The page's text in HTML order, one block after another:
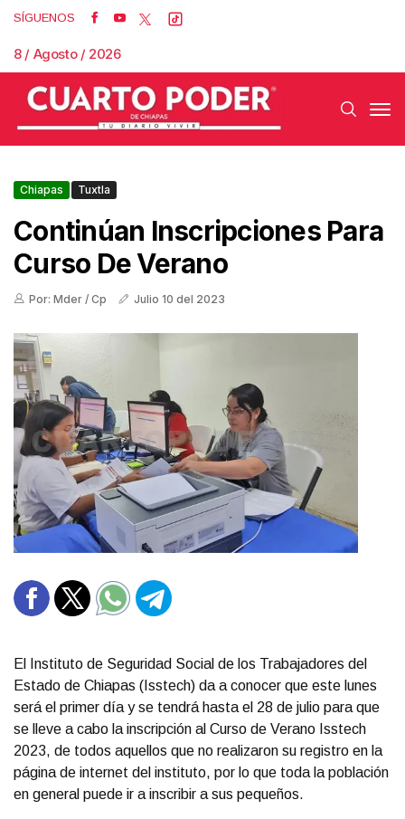
SÍGUENOS
8 / Agosto / 2026
Chiapas Tuxtla
Continúan Inscripciones Para
Curso De Verano
Por: Mder / Cp Julio 10 del 2023
El Instituto de Seguridad Social de los Trabajadores del
Estado de Chiapas (Isstech) da a conocer que este lunes
será el primer día y se tendrá hasta el 28 de julio para que
se lleve a cabo la inscripción al Curso de Verano Isstech
2023, de todos aquellos que no realizaron su registro en la
página de internet del instituto, por lo que toda la población
en general puede ir a inscribir a sus pequeños.